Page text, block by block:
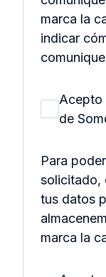
marca la
indicar
Acepto
de
Para
solicitado,
tus datos
marca la